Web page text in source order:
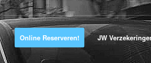
Online Reserveren! JW